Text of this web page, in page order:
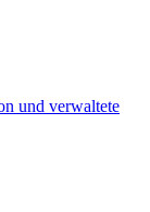
und verwaltete